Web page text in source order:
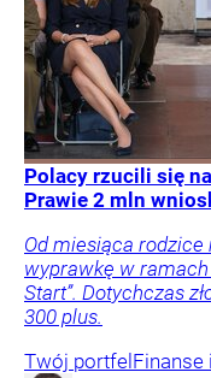
Polacy rzucili się
Prawie 2 mln
Od miesiąca rodzice
wyprawkę w
Start”. Dotychczas
300 plus.
Twój portfel Finanse